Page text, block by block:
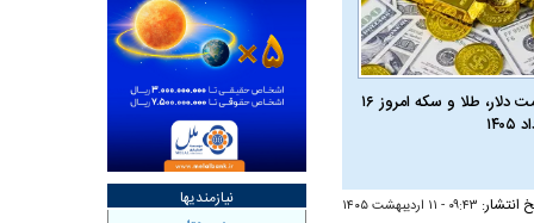
قیمت دلار، طلا و سکه امروز ۱۶
انتشار: ۰۹:۴۳ - ۱۱ ارديبهشت ۱۴۰۵ نیازمندیها